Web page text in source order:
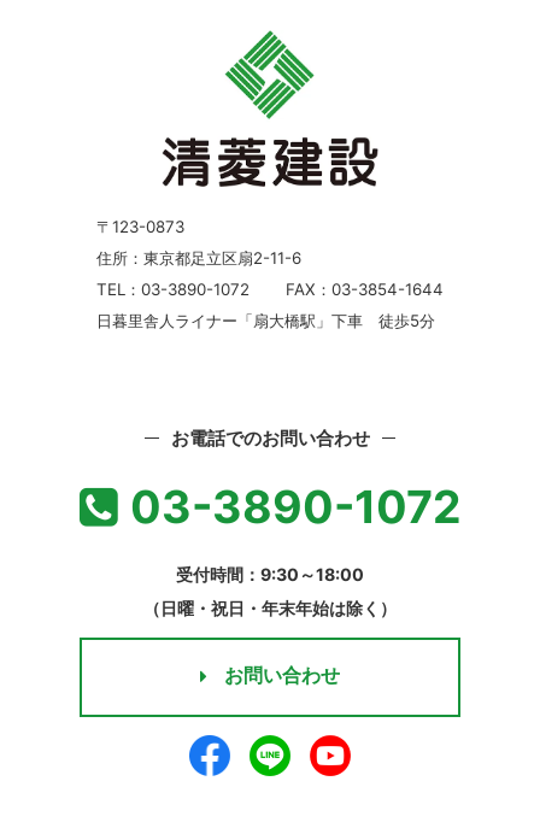
〒123-0873
住所：東京都足立区扇2-11-6
TEL：03-3890-1072
FAX：03-3854-1644
日暮里舎人ライナー「扇大橋駅」下車 徒歩5分
お電話でのお問い合わせ
03-3890-1072
受付時間：9:30～18:00
（日曜・祝日・年末年始は除く）
お問い合わせ